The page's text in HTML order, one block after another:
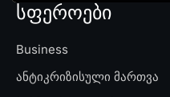
სფეროები
Business
ანტიკრიზისული მართვა